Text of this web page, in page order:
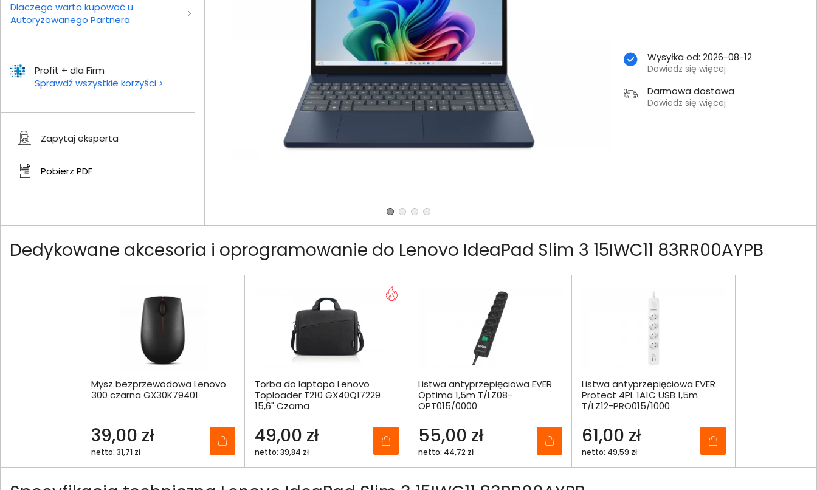
Dlaczego warto kupować u
Autoryzowanego Partnera
Profit + dla Firm
Sprawdź wszystkie korzyści
Zapytaj eksperta
Pobierz PDF
Wysyłka od: 2026-08-12
Dowiedz się więcej
Darmowa dostawa
Dowiedz się więcej
Dedykowane akcesoria i oprogramowanie do Lenovo IdeaPad Slim 3 15IWC11 83RR00AYPB
Mysz bezprzewodowa Lenovo
300 czarna GX30K79401
39,00 zł
netto: 31,71 zł
Torba do laptopa Lenovo
Toploader T210 GX40Q17229
15,6" Czarna
49,00 zł
netto: 39,84 zł
Listwa antyprzepięciowa EVER
Optima 1,5m T/LZ08-
OPT015/0000
55,00 zł
netto: 44,72 zł
Listwa antyprzepięciowa EVER
Protect 4PL 1A1C USB 1,5m
T/LZ12-PRO015/1000
61,00 zł
netto: 49,59 zł